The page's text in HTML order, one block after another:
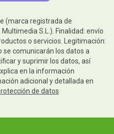
(marca registrada de
S.L.). Finalidad: envío
o servicios. Legitimación:
comunicarán los datos a
y suprimir los datos, así
en la información
adicional y detallada en
de datos